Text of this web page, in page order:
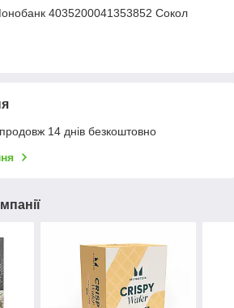
4035200041353852 Сокол
14 днів безкоштовно